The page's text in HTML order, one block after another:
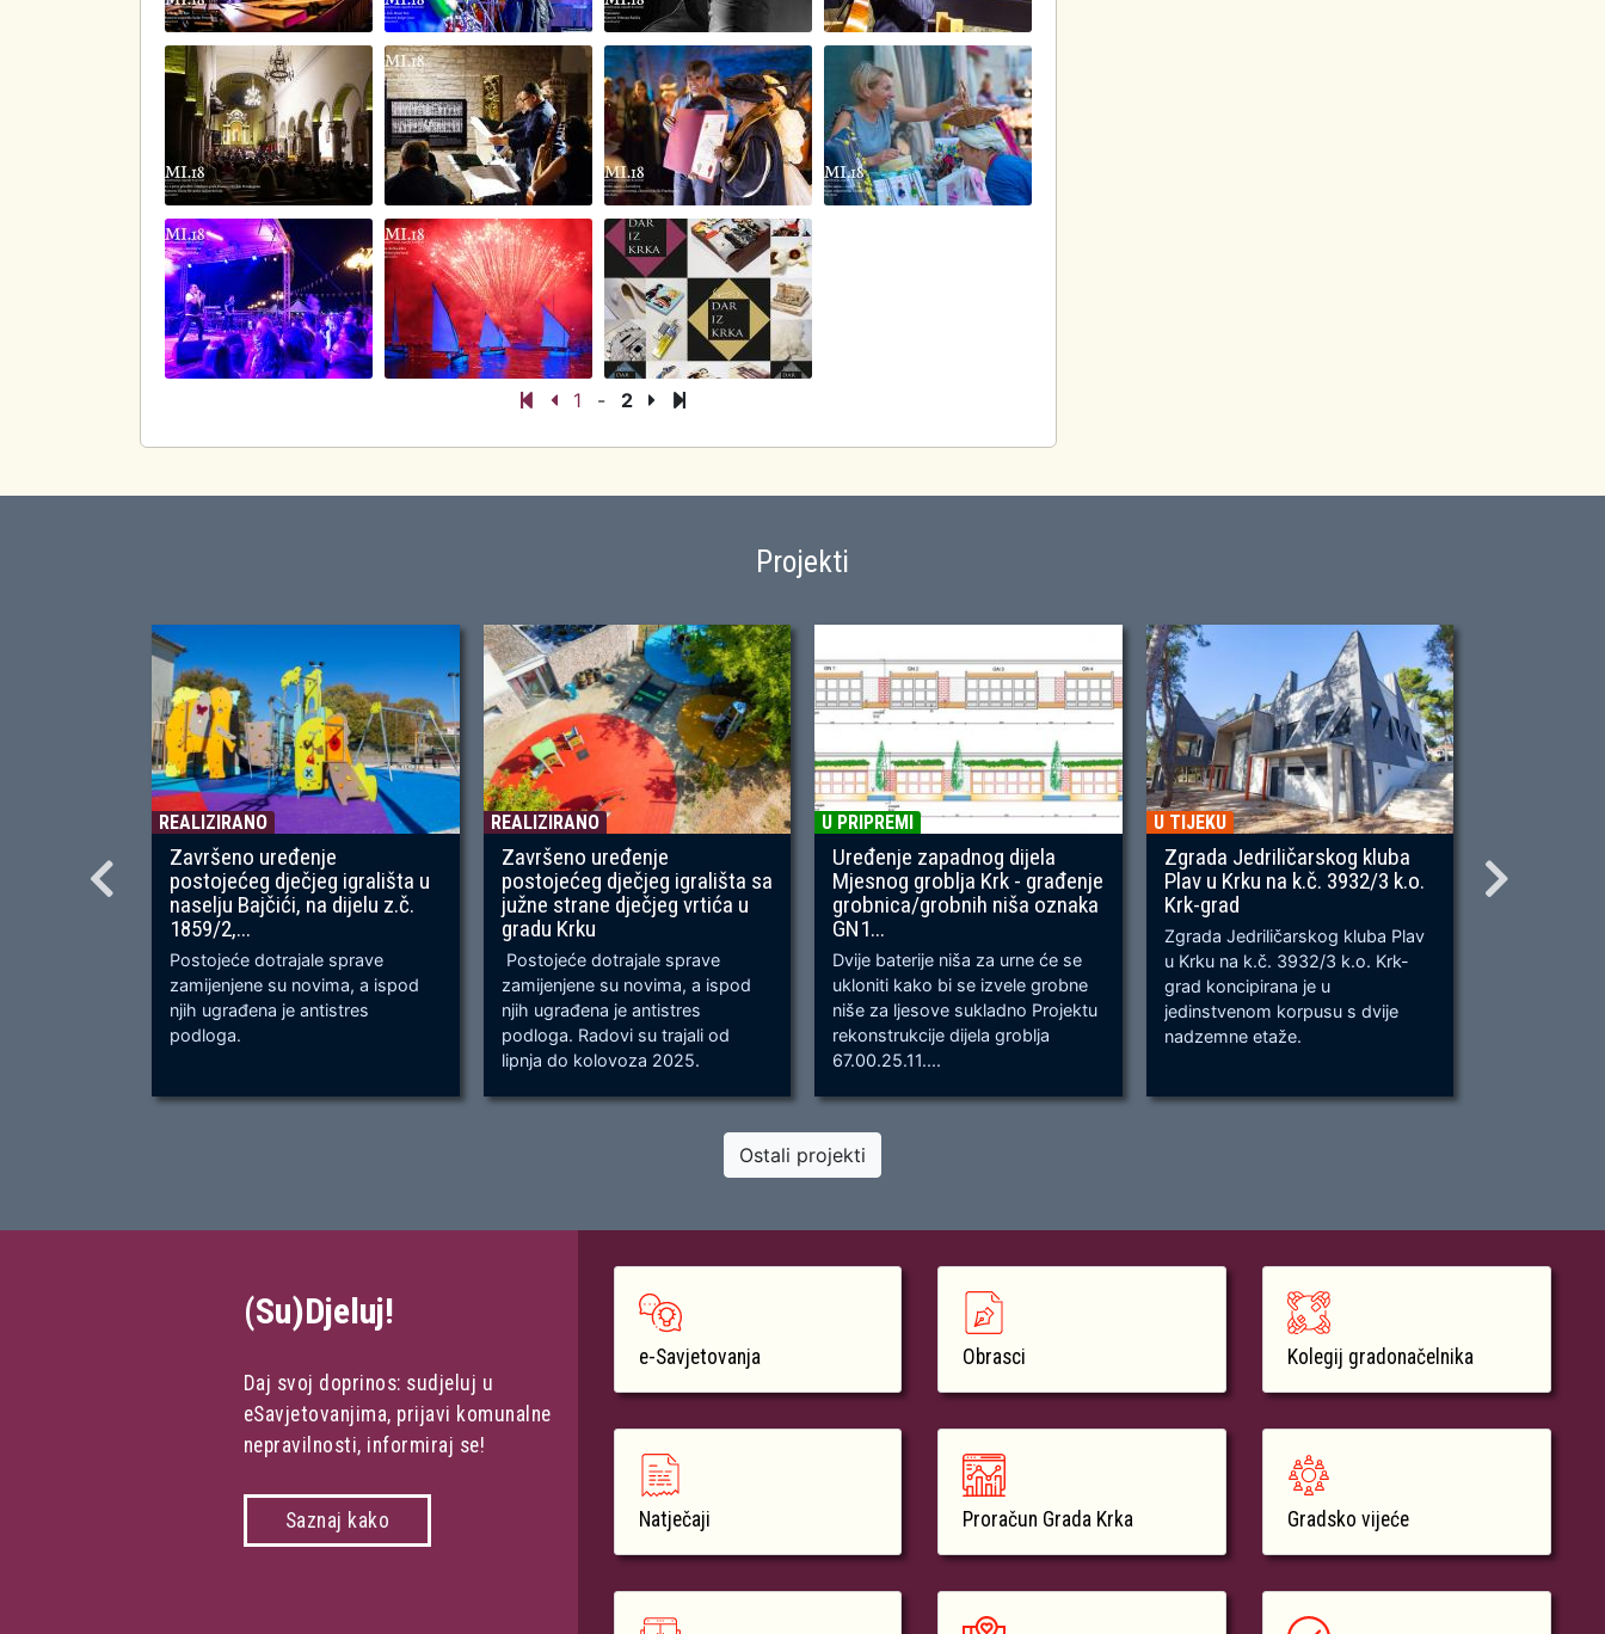
1 - 2
Projekti
REALIZIRANO
Završeno uređenje
postojećeg dječjeg igrališta u
naselju Bajčići, na dijelu z.č.
1859/2,...
Postojeće dotrajale sprave
zamijenjene su novima, a ispod
njih ugrađena je antistres
podloga.
REALIZIRANO
Završeno uređenje
postojećeg dječjeg igrališta sa
južne strane dječjeg vrtića u
gradu Krku
Postojeće dotrajale sprave
zamijenjene su novima, a ispod
njih ugrađena je antistres
podloga. Radovi su trajali od
lipnja do kolovoza 2025.
U PRIPREMI
Uređenje zapadnog dijela
Mjesnog groblja Krk - građenje
grobnica/grobnih niša oznaka
GN1...
Dvije baterije niša za urne će se
ukloniti kako bi se izvele grobne
niše za ljesove sukladno Projektu
rekonstrukcije dijela groblja
67.00.25.11....
U TIJEKU
Zgrada Jedriličarskog kluba
Plav u Krku na k.č. 3932/3 k.o.
Krk-grad
Zgrada Jedriličarskog kluba Plav
u Krku na k.č. 3932/3 k.o. Krk-
grad koncipirana je u
jedinstvenom korpusu s dvije
nadzemne etaže.
OU, na
Ostali projekti
(Su)Djeluj!
Daj svoj doprinos: sudjeluj u
eSavjetovanjima, prijavi komunalne
nepravilnosti, informiraj se!
Saznaj kako
e-Savjetovanja
Natječaji
Obrasci
Proračun Grada Krka
Kolegij gradonačelnika
Gradsko vijeće